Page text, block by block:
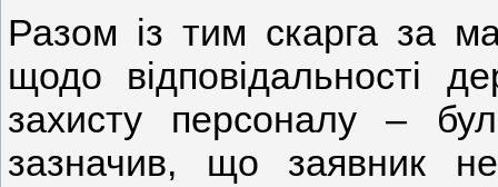
Разом із тим скарга за
щодо відповідальності
захисту персоналу –
зазначив, що заявник